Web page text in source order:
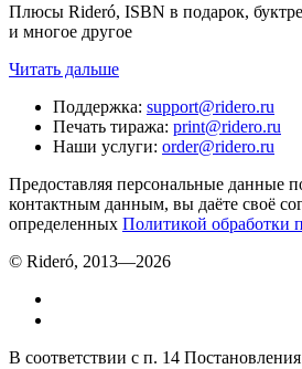
Плюсы Rideró, ISBN в подарок,
и многое другое
Читать дальше
Поддержка: support@ridero.ru
Печать тиража: print@ridero.ru
Наши услуги: order@ridero.ru
Предоставляя персональные данные
контактным данным, вы даёте своё
определенных Политикой обработки
© Rideró, 2013—2026
В соответствии с п. 14